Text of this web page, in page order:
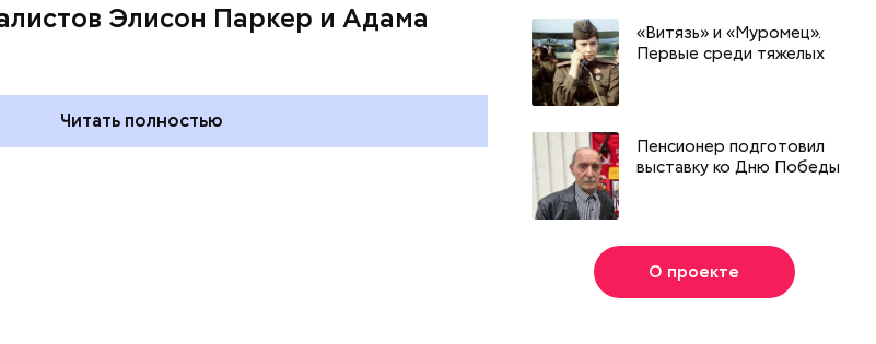
ног
День разглядывания
горизонта и День пьяного
отмечают в России и мире 5
августа
День книголюбов и День
воздушных поцелуев: какие
праздники отмечают в России
и мире 9 августа
Элисон Паркер и Адама
Читать полностью
«Витязь» и «Муромец».
Первые среди тяжелых
Пенсионер подготовил
выставку ко Дню Победы
О проекте